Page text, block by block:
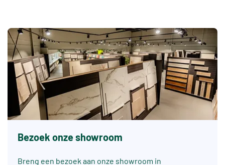
Bezoek onze showroom
Breng een bezoek aan onze showroom in